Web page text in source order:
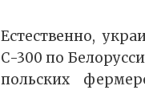
Естественно,
С-300 по
польских